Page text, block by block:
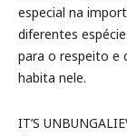
especial na
diferentes
para o respeito e
habita nele.
IT’S